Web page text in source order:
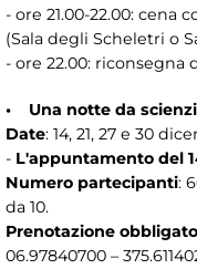
- ore 21.00-22.00: cena
(Sala degli Scheletri o
- ore 22.00:
• Una notte da
Date: 14, 21, 27 e 30
- L'appuntamento del
Numero partecipanti:
da 10.
Prenotazione
06.97840700 –